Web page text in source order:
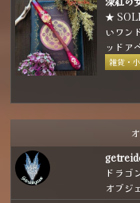
★
いワンド。 ポイント：レッドオーラ水晶
ッドア
雑貨・
ドラゴ
オブジ